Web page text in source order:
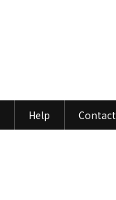
Help Contact